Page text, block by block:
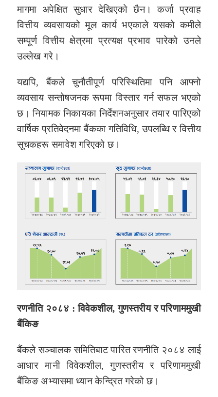
मागमा अपेक्षित सुधार देखिएको छैन। कर्जा प्रवाह
वित्तीय व्यवसायको मूल कार्य भएकाले यसको कमीले
सम्पूर्ण वित्तीय क्षेत्रमा प्रत्यक्ष प्रभाव पारेको उनले
उल्लेख गरे।
यद्यपि, बैंकले चुनौतीपूर्ण परिस्थितिमा पनि आफ्नो
व्यवसाय सन्तोषजनक रूपमा विस्तार गर्न सफल भएको
छ। नियामक निकायका निर्देशनअनुसार तयार पारिएको
वार्षिक प्रतिवेदनमा बैंकका गतिविधि, उपलब्धि र वित्तीय
सूचकहरू समावेश गरिएको छ।
रणनीति २०८४ : विवेकशील, गुणस्तरीय र परिणाममुखी
बैंकिङ
बैंकले सञ्चालक समितिबाट पारित रणनीति २०८४ लाई
आधार मानी विवेकशील, गुणस्तरीय र परिणाममुखी
बैंकिङ अभ्यासमा ध्यान केन्द्रित गरेको छ।